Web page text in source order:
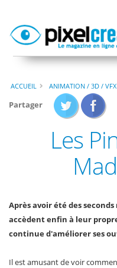
ACCUEIL ANIMATION / 3D / VFX
Partager
Les
Après avoir été des
accèdent enfin à leur
continue d'améliorer ses
Il est amusant de voir